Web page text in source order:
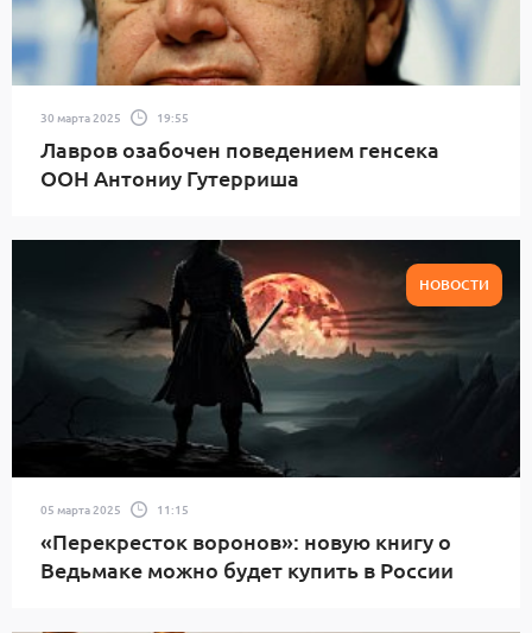
30 марта 2025 19:55
Лавров озабочен поведением генсека
ООН Антониу Гутерриша
НОВОСТИ
05 марта 2025 11:15
«Перекресток воронов»: новую книгу о
Ведьмаке можно будет купить в России